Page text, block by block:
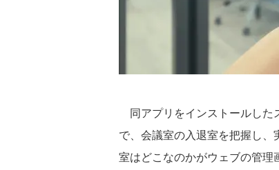
同アプリをインストールした
で、会議室の入退室を把握し
室はどこなのかがウェブの管